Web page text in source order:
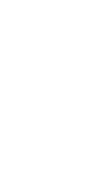
нить,
обычных
не